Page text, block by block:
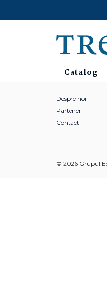
Catalog
Despre noi
Parteneri
Contact
© 2026 Grupul